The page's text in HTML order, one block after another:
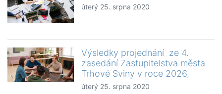
úterý 25. srpna 2020
Výsledky projednání ze 4.
zasedání Zastupitelstva města
Trhové Sviny v roce 2026,
úterý 25. srpna 2020